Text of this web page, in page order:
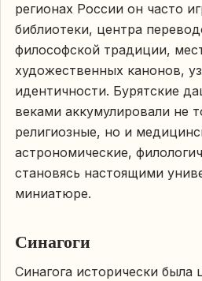
регионах России он часто
библиотеки, центра
философской традиции,
художественных канонов,
идентичности. Бурятские
веками аккумулировали не
религиозные, но и
астрономические,
становясь настоящими
миниатюре.
Синагоги
Синагога исторически была